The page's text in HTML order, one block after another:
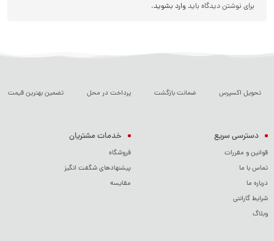
برای نوشتن دیدگاه بایدوارد بشوید.
تحویل اکسپرس ضمانت بازگشت پرداخت در محل تضمین بهترین قیمت
دسترسی سریع
قوانین و مقررات
تماس با ما
درباره ما
شرایط گارانتی
وبلاگ
خدمات مشتریان
فروشگاه
پیشنهادهای شگفت انگیز
مقایسه